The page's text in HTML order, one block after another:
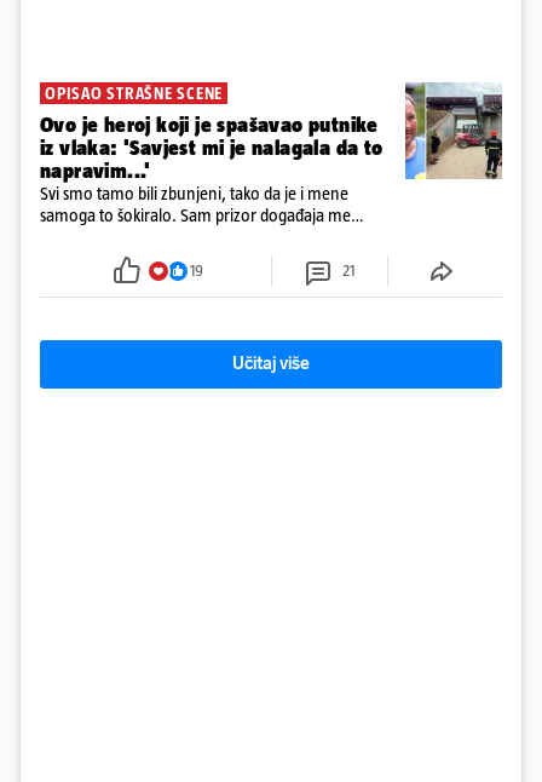
OPISAO STRAŠNE SCENE
Ovo je heroj koji je spašavao putnike
iz vlaka: 'Savjest mi je nalagala da to
napravim...'
Svi smo tamo bili zbunjeni, tako da je i mene
samoga to šokiralo. Sam prizor događaja me
19 21
Učitaj više